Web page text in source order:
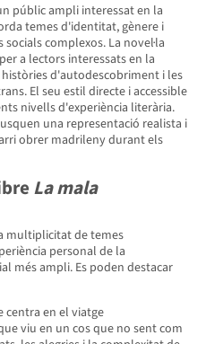
públic ampli interessat en la
temes d'identitat, gènere i
complexos. La novel·la
a lectors interessats en la
d'autodescobriment i les
El seu estil directe i accessible
nivells d'experiència literària.
una representació realista i
obrer madrileny durant els
La mala
multiplicitat de temes
personal de la
més ampli. Es poden destacar
centra en el viatge
viu en un cos que no sent com